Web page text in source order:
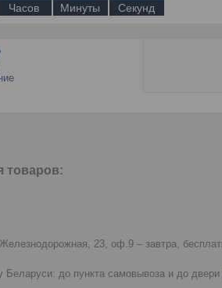
Часов Минуты Секунд
товаров:
23, оф.9 – завтра,
Беларуси: до пункта самовывоза и до двери